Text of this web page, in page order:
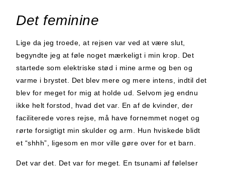
Det feminine
Lige da jeg troede, at rejsen var ved at være slut,
begyndte jeg at føle noget mærkeligt i min krop. Det
startede som elektriske stød i mine arme og ben og
varme i brystet. Det blev mere og mere intens, indtil det
blev for meget for mig at holde ud. Selvom jeg endnu
ikke helt forstod, hvad det var. En af de kvinder, der
faciliterede vores rejse, må have fornemmet noget og
rørte forsigtigt min skulder og arm. Hun hviskede blidt
et “shhh”, ligesom en mor ville gøre over for et barn.
Det var det. Det var for meget. En tsunami af følelser